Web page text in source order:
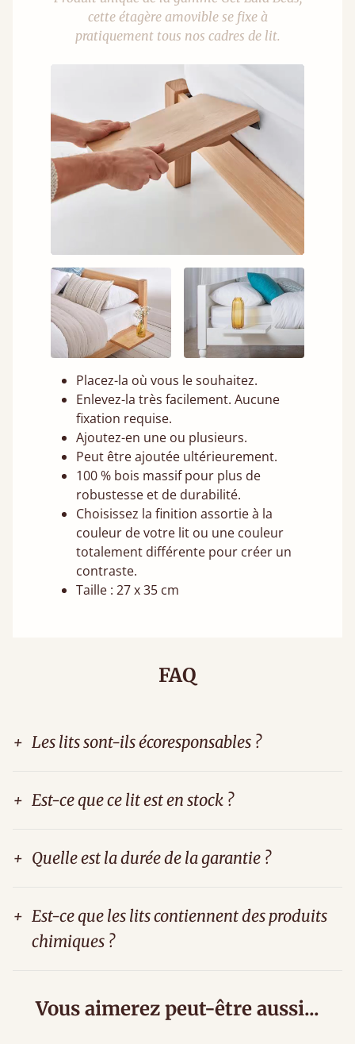
cette étagère amovible se fixe à
pratiquement tous nos cadres de lit.
Placez-la où vous le souhaitez.
Enlevez-la très facilement. Aucune
fixation requise.
Ajoutez-en une ou plusieurs.
Peut être ajoutée ultérieurement.
100 % bois massif pour plus de
robustesse et de durabilité.
Choisissez la finition assortie à la
couleur de votre lit ou une couleur
totalement différente pour créer un
contraste.
Taille : 27 x 35 cm
FAQ
+ Les lits sont-ils écoresponsables ?
+ Est-ce que ce lit est en stock ?
+ Quelle est la durée de la garantie ?
+ Est-ce que les lits contiennent des produits
chimiques ?
Vous aimerez peut-être aussi...